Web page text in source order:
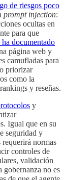
de riesgos poco
prompt injection:
ocultas en
para que
documentado
página web y
camufladas para
priorizar
como la
y reseñas.
y
Igual que en su
seguridad y
requerirá normas
controles de
validación
gobernanza no es